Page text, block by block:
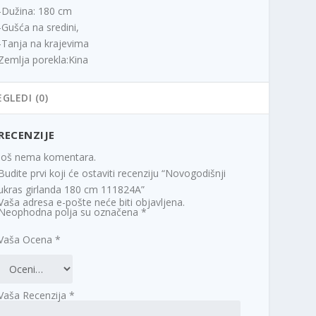
180 cm
na sredini,
na krajevima
porekla:Kina
(0)
nema komentara.
prvi koji će ostaviti recenziju “Novogodišnji
girlanda 180 cm 111824A”
adresa e-pošte neće biti objavljena.
polja su označena*
Ocena*
Recenzija*